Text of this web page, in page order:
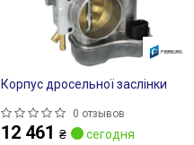
Корпус дросельної заслінки
0 отзывов
12 461 ₴ сегодня